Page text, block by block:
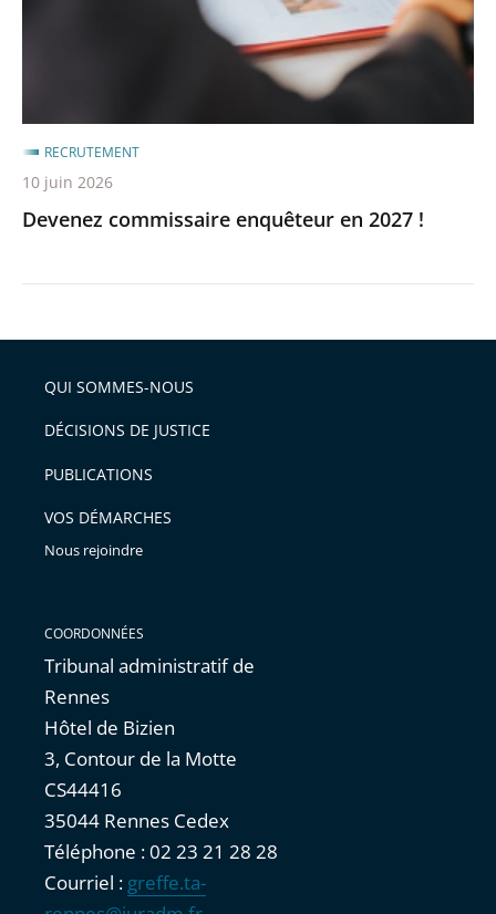
Devenez commissaire enquêteur en 2027 !
RECRUTEMENT
10 juin 2026
QUI SOMMES-NOUS
DÉCISIONS DE JUSTICE
PUBLICATIONS
VOS DÉMARCHES
Nous rejoindre
COORDONNÉES
Tribunal administratif de
Rennes
Hôtel de Bizien
3, Contour de la Motte
CS44416
35044 Rennes Cedex
Téléphone : 02 23 21 28 28
Courriel : greffe.ta-